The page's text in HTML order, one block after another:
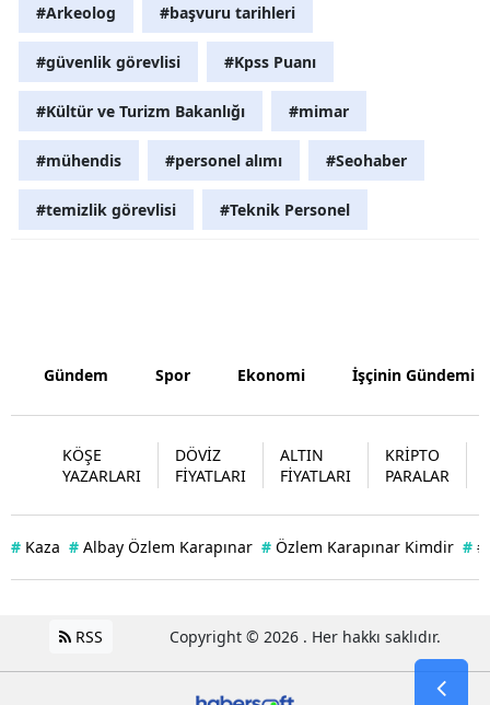
Uşak
Kırıkkale
Ardahan
#Arkeolog #başvuru tarihleri
#güvenlik görevlisi #Kpss Puanı
#Kültür ve Turizm Bakanlığı #mimar
#mühendis #personel alımı #Seohaber
#temizlik görevlisi #Teknik Personel
Gündem Spor Ekonomi İşçinin Gündemi
KÖŞE
YAZARLARI
DÖVİZ
FİYATLARI
ALTIN
FİYATLARI
KRİPTO
PARALAR
# Kaza # Albay Özlem Karapınar # Özlem Karapınar Kimdir #
RSS Copyright © 2026 . Her hakkı saklıdır.